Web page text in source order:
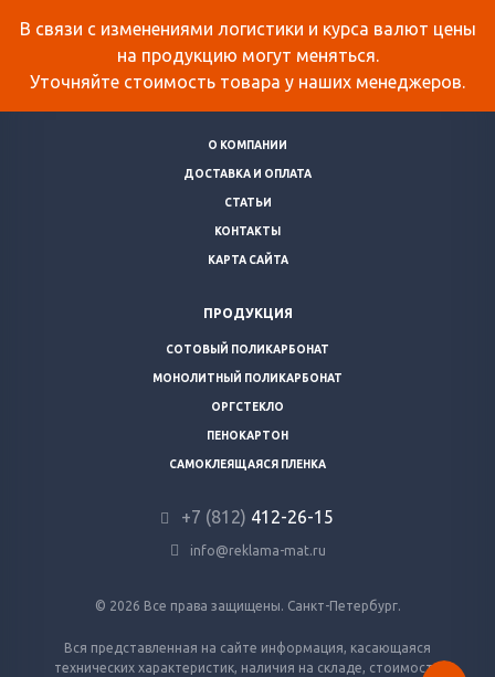
В связи с изменениями логистики и курса валют цены
на продукцию могут меняться.
Уточняйте стоимость товара у наших менеджеров.
О КОМПАНИИ
ДОСТАВКА И ОПЛАТА
СТАТЬИ
КОНТАКТЫ
КАРТА САЙТА
ПРОДУКЦИЯ
СОТОВЫЙ ПОЛИКАРБОНАТ
МОНОЛИТНЫЙ ПОЛИКАРБОНАТ
ОРГСТЕКЛО
ПЕНОКАРТОН
САМОКЛЕЯЩАЯСЯ ПЛЕНКА
+7 (812) 412-26-15
info@reklama-mat.ru
© 2026 Все права защищены. Санкт-Петербург.
Вся представленная на сайте информация, касающаяся
технических характеристик, наличия на складе, стоимости